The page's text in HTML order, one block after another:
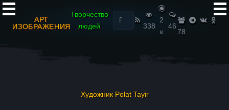
АРТ
ИЗОБРАЖЕНИЯ
Творчество
людей
Найти:
338
2
к
46
78
Художник Polat Tayir